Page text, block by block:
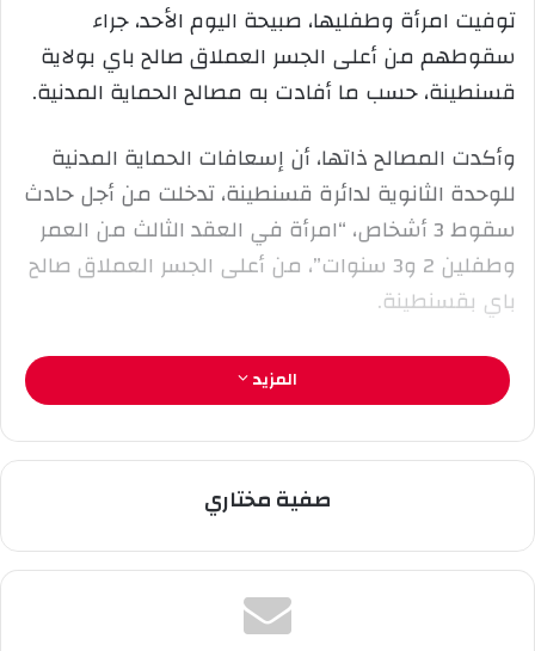
ي
د
ك
ت
ر
ن
توفيت امرأة وطفليها، صبيحة اليوم الأحد، جراء
سقوطهم من أعلى الجسر العملاق صالح باي بولاية
قسنطينة، حسب ما أفادت به مصالح الحماية المدنية.
وأكدت المصالح ذاتها، أن إسعافات الحماية المدنية
للوحدة الثانوية لدائرة قسنطينة، تدخلت من أجل حادث
سقوط 3 أشخاص، “امرأة في العقد الثالث من العمر
وطفلين 2 و3 سنوات”، من أعلى الجسر العملاق صالح
باي بقسنطينة.
المزيد
صفية مختاري